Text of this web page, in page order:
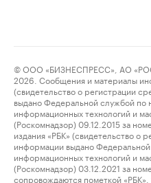
© ООО «БИЗНЕСПРЕСС», АО
2026. Сообщения и материалы
(свидетельство о регистрации
выдано Федеральной службой по
информационных технологий и
(Роскомнадзор) 09.12.2015 за
издания «РБК» (свидетельство о
информации выдано
информационных технологий и
(Роскомнадзор) 03.12.2021 за
сопровождаются пометкой «РБК».